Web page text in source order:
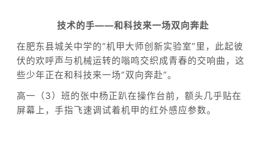
技术的手——和科技来一场双向奔赴
在肥东县城关中学的“机甲大师创新实验室”里，此起彼
伏的欢呼声与机械运转的嗡鸣交织成青春的交响曲，这
些少年正在和科技来一场“双向奔赴”。
高一（3）班的张中杨正趴在操作台前，额头几乎贴在
屏幕上，手指飞速调试着机甲的红外感应参数。